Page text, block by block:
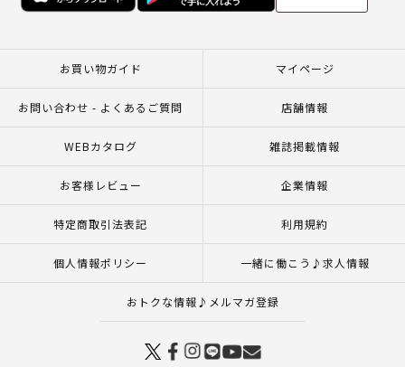
お買い物ガイド マイページ
お問い合わせ - よくあるご質問 店舗情報
WEBカタログ 雑誌掲載情報
お客様レビュー 企業情報
特定商取引法表記 利用規約
個人情報ポリシー 一緒に働こう♪求人情報
おトクな情報♪メルマガ登録